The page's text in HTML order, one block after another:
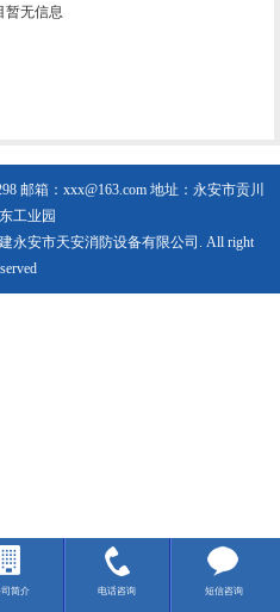
暂无信息
邮箱：xxx@163.com 地址：永安市贡川
工业园
永安市天安消防设备有限公司. All right
简介 电话咨询 短信咨询